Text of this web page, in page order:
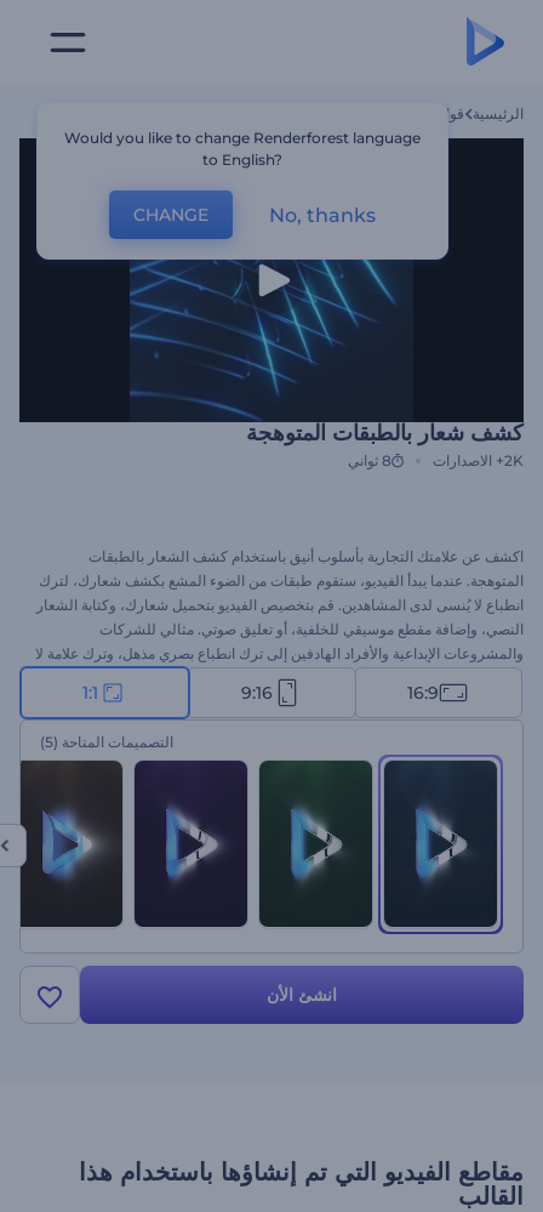
الرئيسية قوالب
كشف شعار بالطبقات المتوهجة
2K+ الاصدارات 8 ثواني
اكشف عن علامتك التجارية بأسلوب أنيق باستخدام كشف الشعار بالطبقات
المتوهجة. عندما يبدأ الفيديو، ستقوم طبقات من الضوء المشع بكشف شعارك، لترك
انطباع لا يُنسى لدى المشاهدين. قم بتخصيص الفيديو بتحميل شعارك، وكتابة الشعار
النصي، وإضافة مقطع موسيقي للخلفية، أو تعليق صوتي. مثالي للشركات
والمشروعات الإبداعية والأفراد الهادفين إلى ترك انطباع بصري مذهل، وترك علامة لا
تُنسى في عقول الجمهور. ابدأ الآن ودع علامتك التجارية تسرق الأنظار!
16:9
9:16
1:1
التصميمات المتاحة (5)
انشئ الأن
مقاطع الفيديو التي تم إنشاؤها باستخدام هذا
القالب
Would you like to change Renderforest language
to English?
CHANGE No, thanks